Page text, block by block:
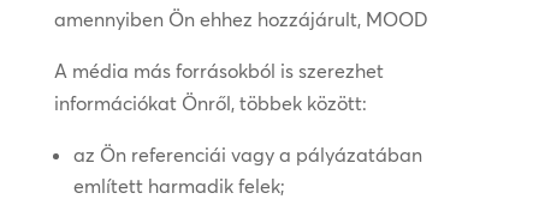
amennyiben Ön ehhez hozzájárult, MOOD
A média más forrásokból is szerezhet
információkat Önről, többek között:
az Ön referenciái vagy a pályázatában
említett harmadik felek;